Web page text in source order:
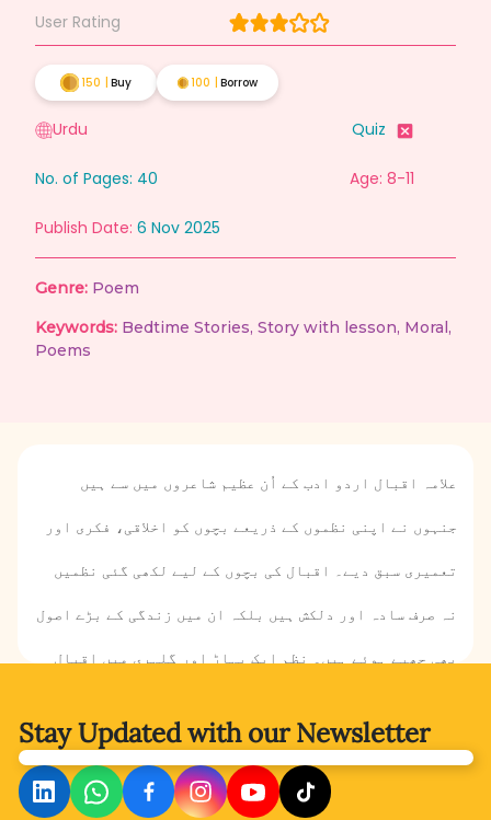
User Rating
150 Buy 100 Borrow
Urdu Quiz
No. of Pages: 40 Age: 8-11
Publish Date: 6 Nov 2025
Genre: Poem
Keywords: Bedtime Stories, Story with lesson, Moral,
Poems
علامہ اقبال اردو ادب کے اُن عظیم شاعروں میں سے ہیں
جنہوں نے اپنی نظموں کے ذریعے بچوں کو اخلاقی، فکری اور
تعمیری سبق دیے۔ اقبال کی بچوں کے لیے لکھی گئی نظمیں
نہ صرف سادہ اور دلکش ہیں بلکہ ان میں زندگی کے بڑے اصول
بھی چھپے ہوئے ہیں۔ نظم ایک پہاڑ اور گلہری میں اقبال
گلہری اور پہاڑ کے مکالمے کے ذریعے یہ بتایا گیا ہے کہ
ہر مخلوق کی اپنی اہمیت ہے اور کوئی بھی چیز نکمی نہیں۔
Stay Updated withour Newsletter